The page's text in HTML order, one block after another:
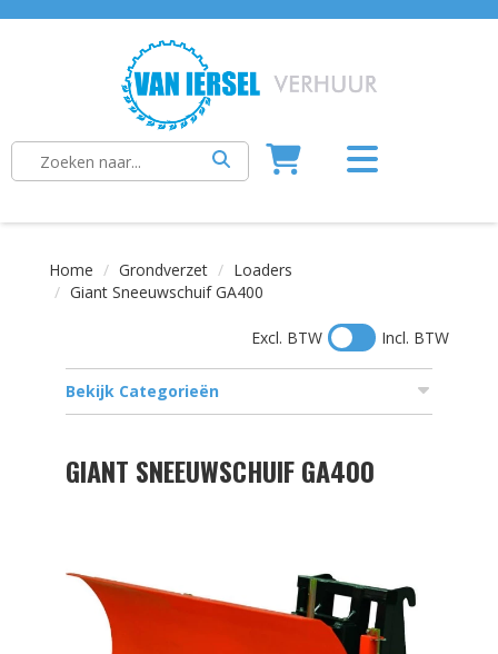
Home Grondverzet
Loaders
Giant Sneeuwschuif GA400
Excl. BTW Incl. BTW
Bekijk Categorieën
GIANT SNEEUWSCHUIF GA400